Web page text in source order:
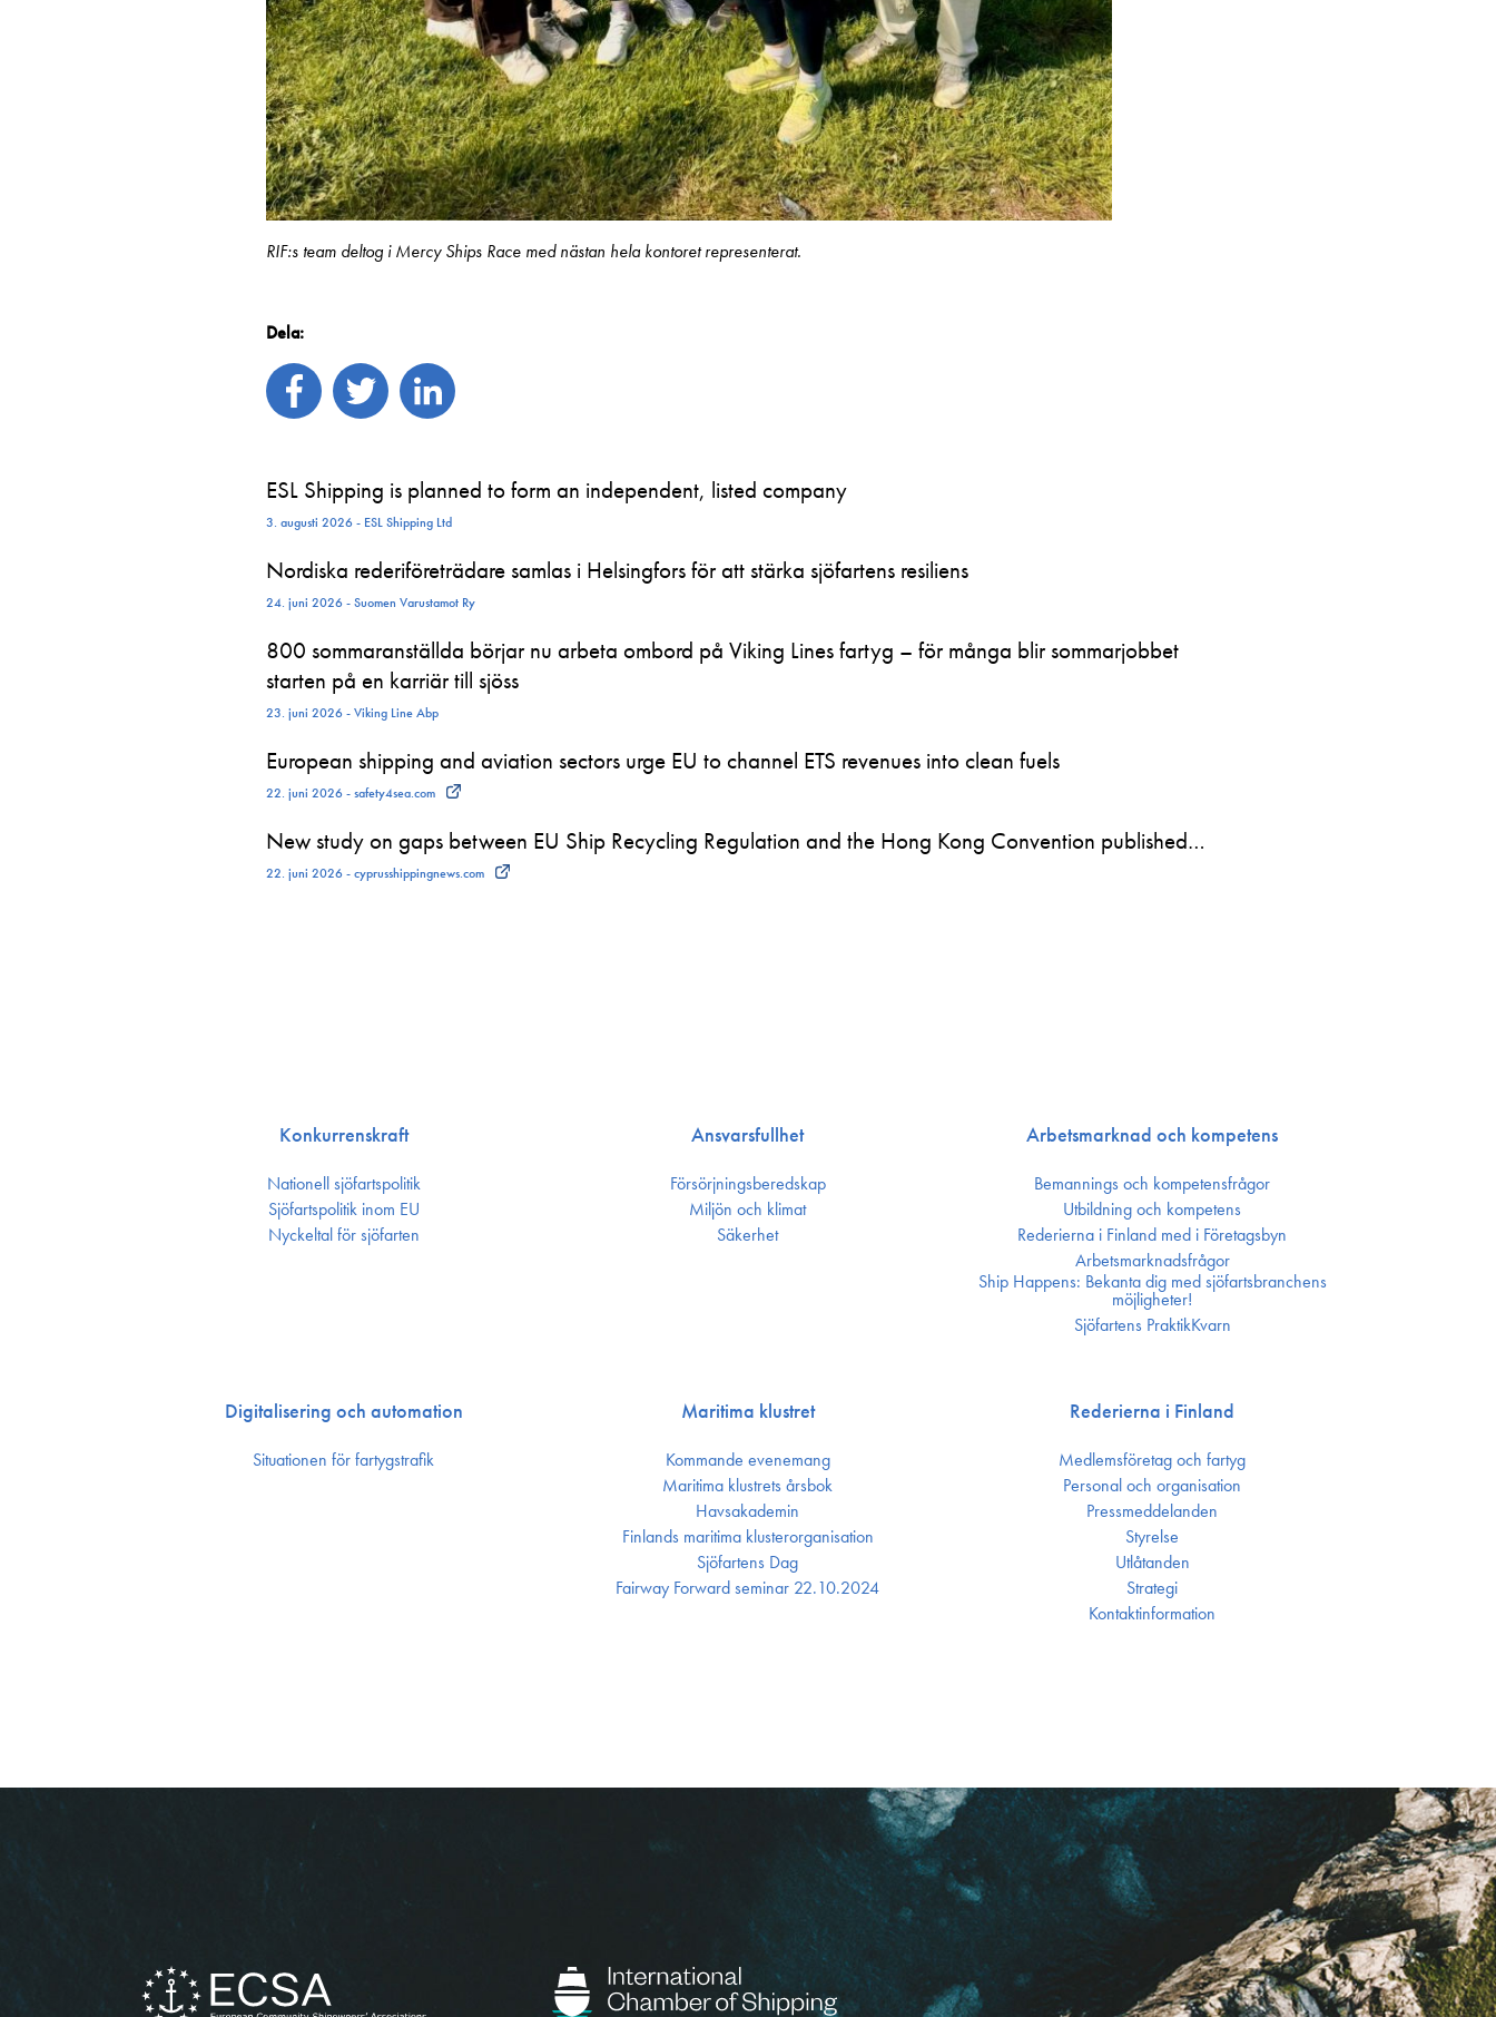
RIF:s team deltog i Mercy Ships Race med nästan hela kontoret representerat.
Dela:
ESL Shipping is planned to form an independent, listed company
3. augusti 2026 - ESL Shipping Ltd
Nordiska rederiföreträdare samlas i Helsingfors för att stärka sjöfartens resiliens
24. juni 2026 - Suomen Varustamot Ry
800 sommaranställda börjar nu arbeta ombord på Viking Lines fartyg – för många blir sommarjobbet
starten på en karriär till sjöss
23. juni 2026 - Viking Line Abp
European shipping and aviation sectors urge EU to channel ETS revenues into clean fuels
22. juni 2026 - safety4sea.com
New study on gaps between EU Ship Recycling Regulation and the Hong Kong Convention published…
22. juni 2026 - cyprusshippingnews.com
Konkurrenskraft
Nationell sjöfartspolitik
Sjöfarts­politik inom EU
Nyckeltal för sjöfarten
Ansvarsfullhet
Försörjnings­beredskap
Miljön och klimat
Säkerhet
Arbetsmarknad och kompetens
Bemannings och kompetens­frågor
Utbildning och kompetens
Rederierna i Finland med i Företagsbyn
Arbetsmarknadsfrågor
Ship Happens: Bekanta dig med sjöfartsbranchens
möjligheter!
Sjöfartens PraktikKvarn
Digitalisering och automation
Situationen för fartygstrafik
Maritima klustret
Kommande evenemang
Maritima klustrets årsbok
Havsakademin
Finlands maritima kluster­organisation
Sjöfartens Dag
Fairway Forward seminar 22.10.2024
Rederierna i Finland
Medlemsföretag och fartyg
Personal och organisation
Press­meddelanden
Styrelse
Utlåtanden
Strategi
Kontakt­information